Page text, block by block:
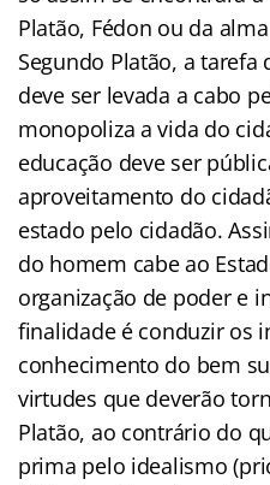
Platão, Fédon ou da
Segundo Platão, a tarefa
deve ser levada a cabo
monopoliza a vida do
educação deve ser
aproveitamento do
estado pelo cidadão.
do homem cabe ao
organização de poder e
finalidade é conduzir os
conhecimento do bem
virtudes que deverão
Platão, ao contrário do
prima pelo idealismo